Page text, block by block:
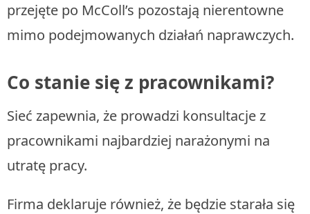
przejęte po McColl’s pozostają nierentowne
mimo podejmowanych działań naprawczych.
Co stanie się z pracownikami?
Sieć zapewnia, że prowadzi konsultacje z
pracownikami najbardziej narażonymi na
utratę pracy.
Firma deklaruje również, że będzie starała się